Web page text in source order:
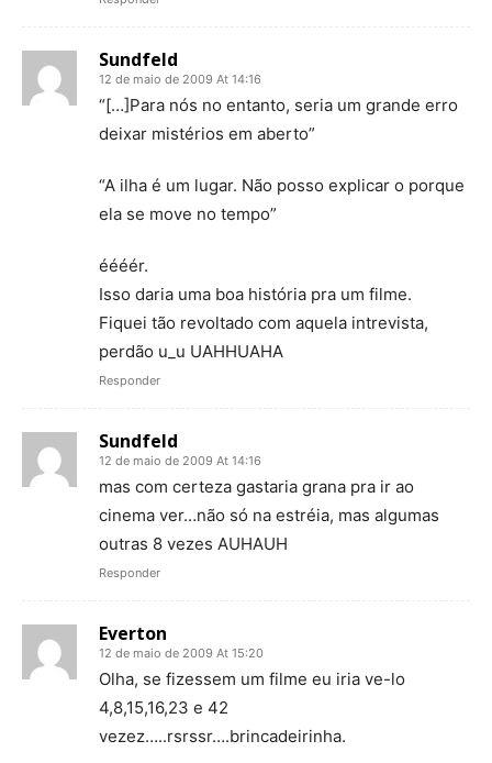
Sundfeld
12 de maio de 2009 At 14:16
“[…]Para nós no entanto, seria um grande erro
deixar mistérios em aberto”
“A ilha é um lugar. Não posso explicar o porque
ela se move no tempo”
éééér.
Isso daria uma boa história pra um filme.
Fiquei tão revoltado com aquela intrevista,
perdão u_u UAHHUAHA
Responder
Sundfeld
12 de maio de 2009 At 14:16
mas com certeza gastaria grana pra ir ao
cinema ver…não só na estréia, mas algumas
outras 8 vezes AUHAUH
Responder
Everton
12 de maio de 2009 At 15:20
Olha, se fizessem um filme eu iria ve-lo
4,8,15,16,23 e 42
vezez…..rsrssr….brincadeirinha.